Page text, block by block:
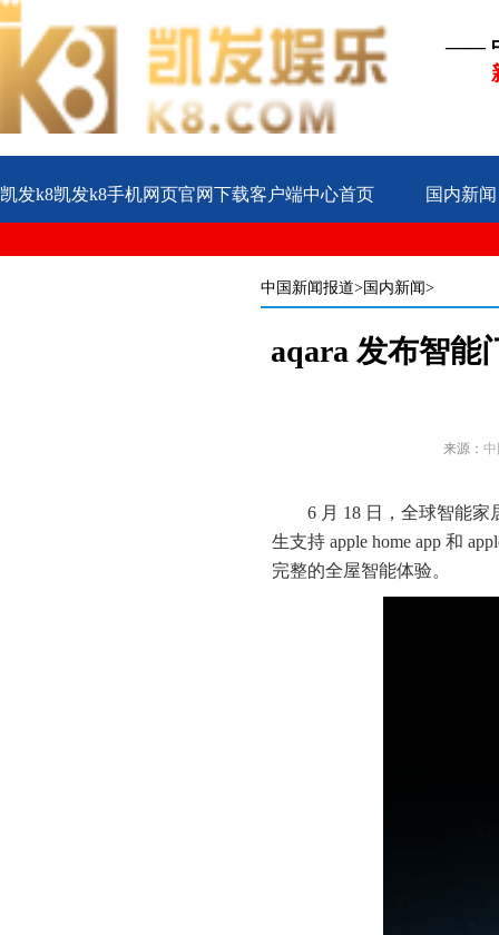
——
凯发k8凯发k8手机网页官网下载客户端中心首页 国内新闻
中国新闻报道>国内新闻>
aqara 发布智能
来源：
6 月 18 日，全球智能家
生支持 apple home app 和
完整的全屋智能体验。